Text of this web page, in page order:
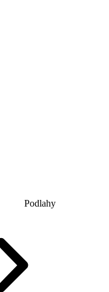
Podlahy